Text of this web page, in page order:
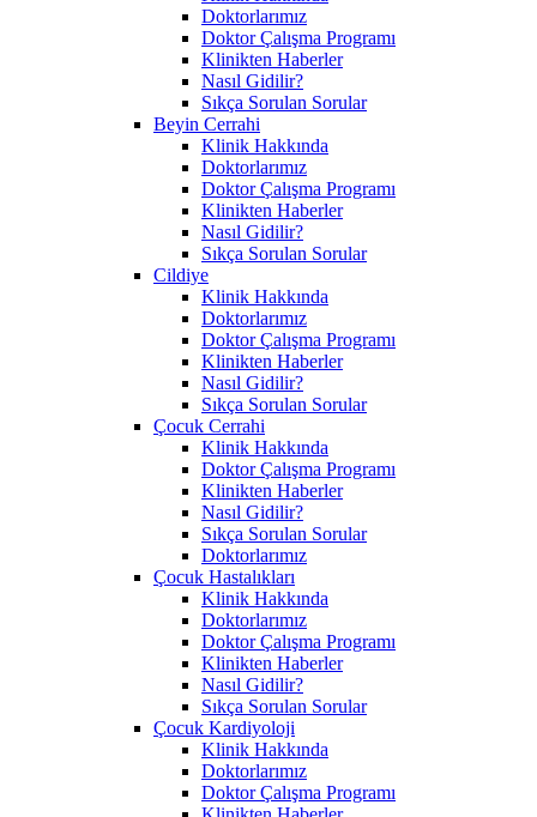
Doktorlarımız
Doktor Çalışma Programı
Klinikten Haberler
Nasıl Gidilir?
Sıkça Sorulan Sorular
Beyin Cerrahi
Klinik Hakkında
Doktorlarımız
Doktor Çalışma Programı
Klinikten Haberler
Nasıl Gidilir?
Sıkça Sorulan Sorular
Cildiye
Klinik Hakkında
Doktorlarımız
Doktor Çalışma Programı
Klinikten Haberler
Nasıl Gidilir?
Sıkça Sorulan Sorular
Çocuk Cerrahi
Klinik Hakkında
Doktor Çalışma Programı
Klinikten Haberler
Nasıl Gidilir?
Sıkça Sorulan Sorular
Doktorlarımız
Çocuk Hastalıkları
Klinik Hakkında
Doktorlarımız
Doktor Çalışma Programı
Klinikten Haberler
Nasıl Gidilir?
Sıkça Sorulan Sorular
Çocuk Kardiyoloji
Klinik Hakkında
Doktorlarımız
Doktor Çalışma Programı